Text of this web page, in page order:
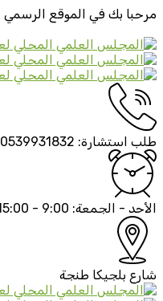
مرحبا بك في الموقع الرسمي
طلب استشارة: 0539931832
الأحد - الجمعة: 9:00 - 15:00
شارع بلجيكا طنجة